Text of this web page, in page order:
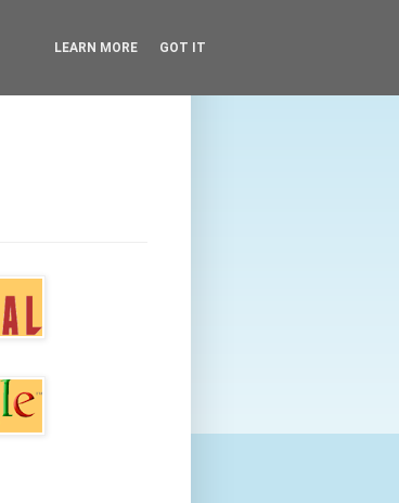
LEARN MORE GOT IT